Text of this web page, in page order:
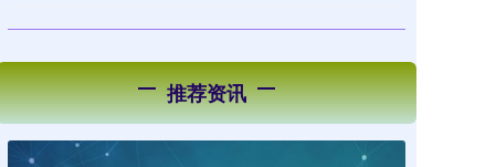
推荐资讯